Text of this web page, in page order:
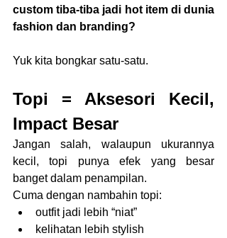
custom tiba-tiba jadi hot item di dunia
fashion dan branding?
Yuk kita bongkar satu-satu.
Topi = Aksesori Kecil,
Impact Besar
Jangan salah, walaupun ukurannya
kecil, topi punya efek yang besar
banget dalam penampilan.
Cuma dengan nambahin topi:
outfit jadi lebih “niat”
kelihatan lebih stylish